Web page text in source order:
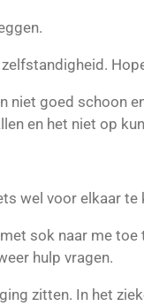
zelfstandigheid.
niet goed schoon
en het niet op
wel voor elkaar te
sok naar me toe
hulp vragen.
zitten. In het